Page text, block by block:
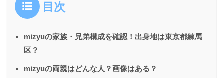
目次
mizyuの家族・兄弟構成を確認！出身地は東京都練馬
区？
mizyuの両親はどんな人？画像はある？